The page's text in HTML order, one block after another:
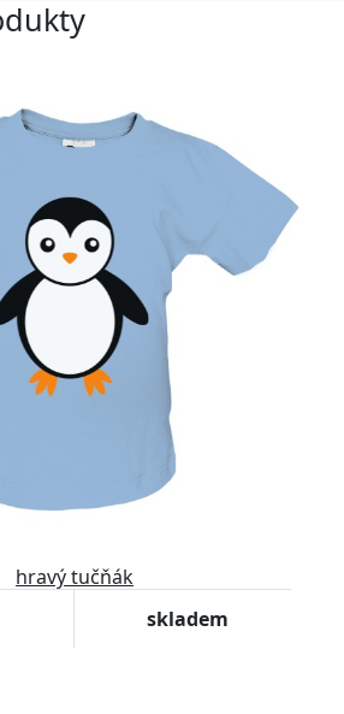
hravý tučňák
skladem